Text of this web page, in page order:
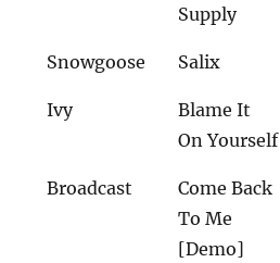
Supply
Snowgoose Salix
Ivy
Blame It
On Yourself
Broadcast
Come Back
To Me
[Demo]